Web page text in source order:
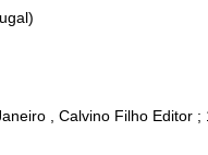
, Calvino Filho Editor ;